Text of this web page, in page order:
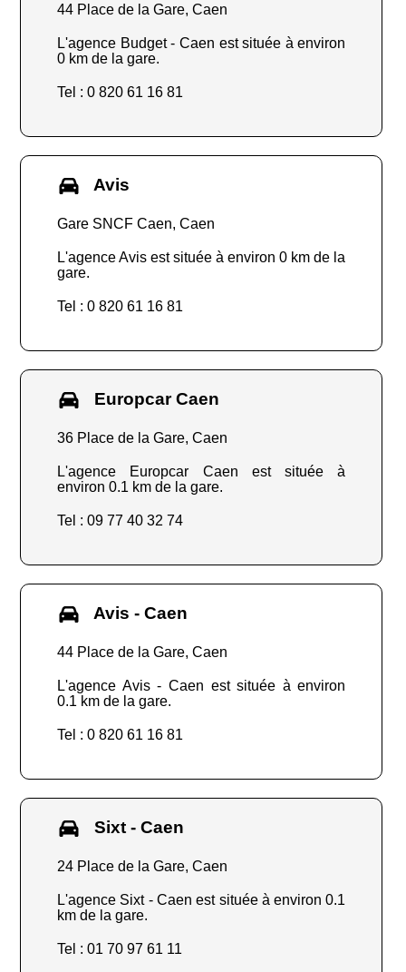
44 Place de la Gare, Caen
L'agence Budget - Caen est située à environ
0 km de la gare.
Tel : 0 820 61 16 81
Avis
Gare SNCF Caen, Caen
L'agence Avis est située à environ 0 km de la
gare.
Tel : 0 820 61 16 81
Europcar Caen
36 Place de la Gare, Caen
L'agence Europcar Caen est située à
environ 0.1 km de la gare.
Tel : 09 77 40 32 74
Avis - Caen
44 Place de la Gare, Caen
L'agence Avis - Caen est située à environ
0.1 km de la gare.
Tel : 0 820 61 16 81
Sixt - Caen
24 Place de la Gare, Caen
L'agence Sixt - Caen est située à environ 0.1
km de la gare.
Tel : 01 70 97 61 11